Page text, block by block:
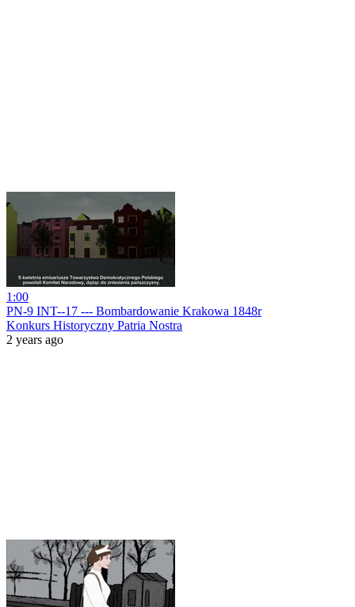
1:00
PN-9 INT--17 --- Bombardowanie Krakowa 1848r
Konkurs Historyczny Patria Nostra
2 years ago